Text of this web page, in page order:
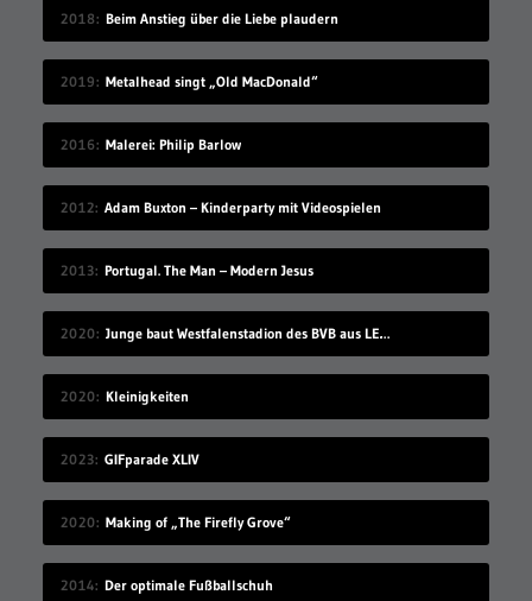
2018 Beim Anstieg über die Liebe plaudern
2019 Metalhead singt „Old MacDonald“
2016 Malerei: Philip Barlow
2012 Adam Buxton – Kinderparty mit Videospielen
2013 Portugal. The Man – Modern Jesus
2020 Junge baut Westfalenstadion des BVB aus LEGO nach
2020 Kleinigkeiten
2023 GIFparade XLIV
2020 Making of „The Firefly Grove“
2014 Der optimale Fußballschuh